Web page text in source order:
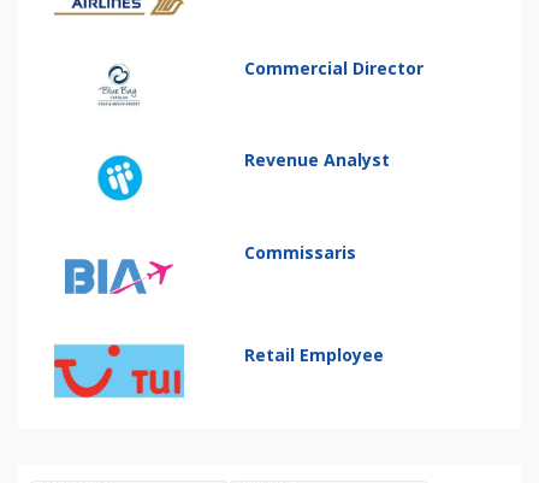
Commercial Director
Revenue Analyst
Commissaris
Retail Employee